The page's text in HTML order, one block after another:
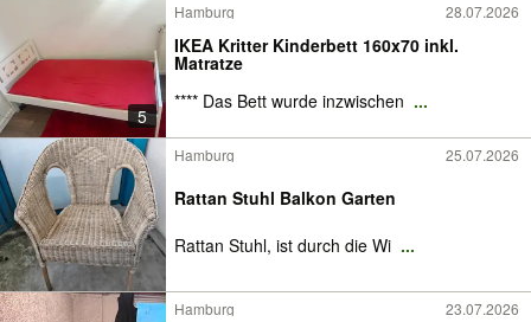
5
Hamburg 28.07.2026
IKEA Kritter Kinderbett 160x70 inkl.
Matratze
**** Das Bett wurde inzwischen ...
Hamburg 25.07.2026
Rattan Stuhl Balkon Garten
Rattan Stuhl, ist durch die Wi ...
Hamburg 23.07.2026